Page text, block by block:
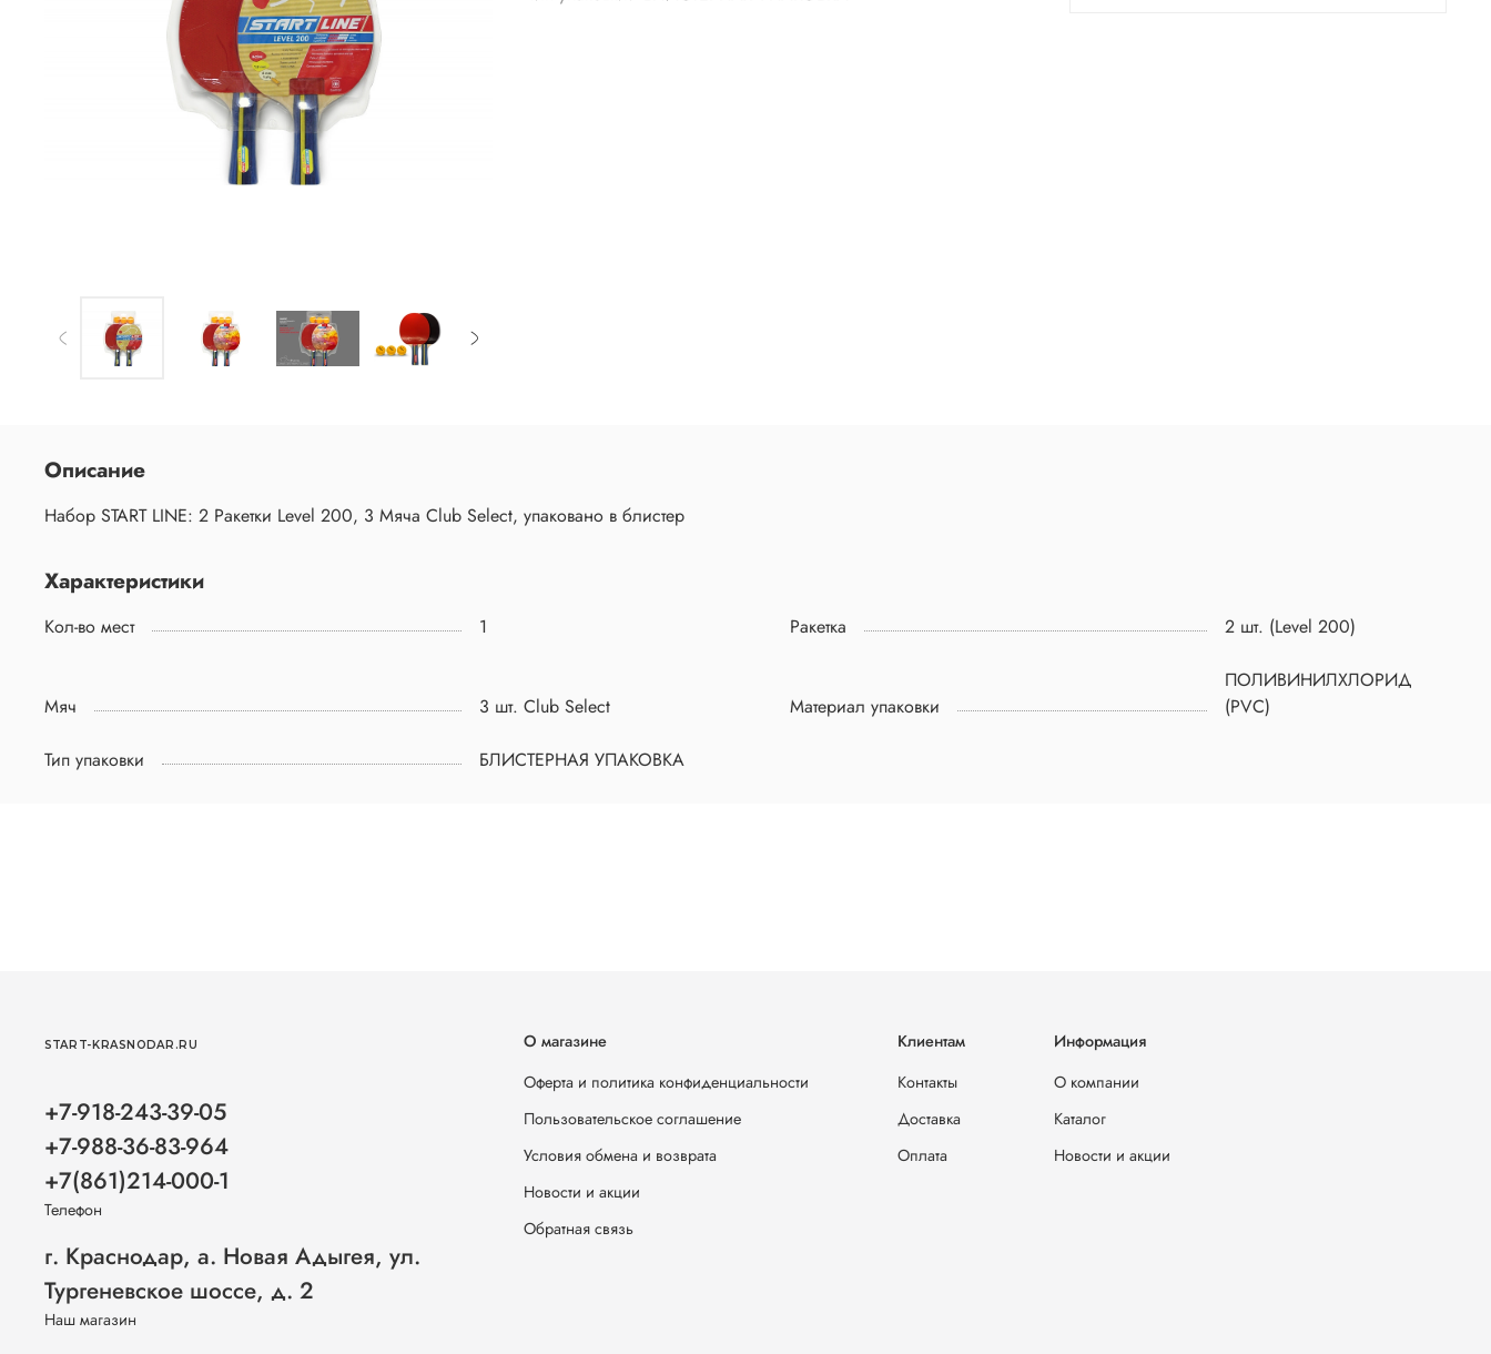
Описание
Набор START LINE: 2 Ракетки Level 200, 3 Мяча Club Select, упаковано в блистер
Характеристики
Кол-во мест 1 Ракетка 2 шт. (Level 200)
Мяч 3 шт. Club Select Материал упаковки
ПОЛИВИНИЛХЛОРИД
(PVC)
Тип упаковки БЛИСТЕРНАЯ УПАКОВКА
О магазине
Оферта и политика конфиденциальности
Пользовательское соглашение
Условия обмена и возврата
Новости и акции
Обратная связь
Клиентам
Контакты
Доставка
Оплата
Информация
О компании
Каталог
Новости и акции
START-KRASNODAR.RU
+7-918-243-39-05
+7-988-36-83-964
+7(861)214-000-1
Телефон
г. Краснодар, а. Новая Адыгея, ул.
Тургеневское шоссе, д. 2
Наш магазин